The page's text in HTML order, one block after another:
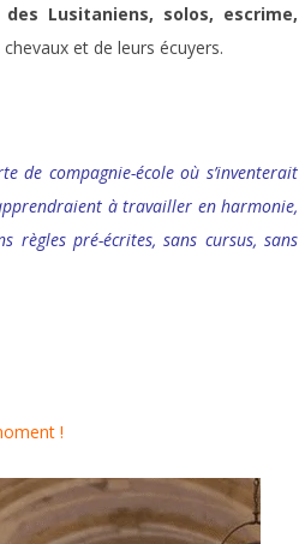
des Lusitaniens, solos, escrime,
et de leurs écuyers.
de compagnie-école où s’inventerait
à travailler en harmonie,
règles pré-écrites, sans cursus, sans
!